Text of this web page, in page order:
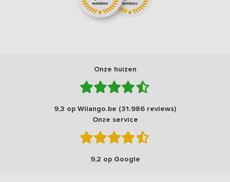
Onze huizen
9,3 op Wilango.be (31.986 reviews)
Onze service
9,2 op Google